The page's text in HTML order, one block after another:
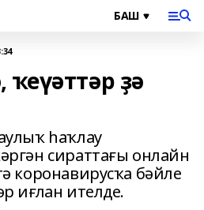
ҡеүәттәр ҙә
һаҡлау
сираттағы онлайн
коронавирусҡа бәйле
иғлан ителде.